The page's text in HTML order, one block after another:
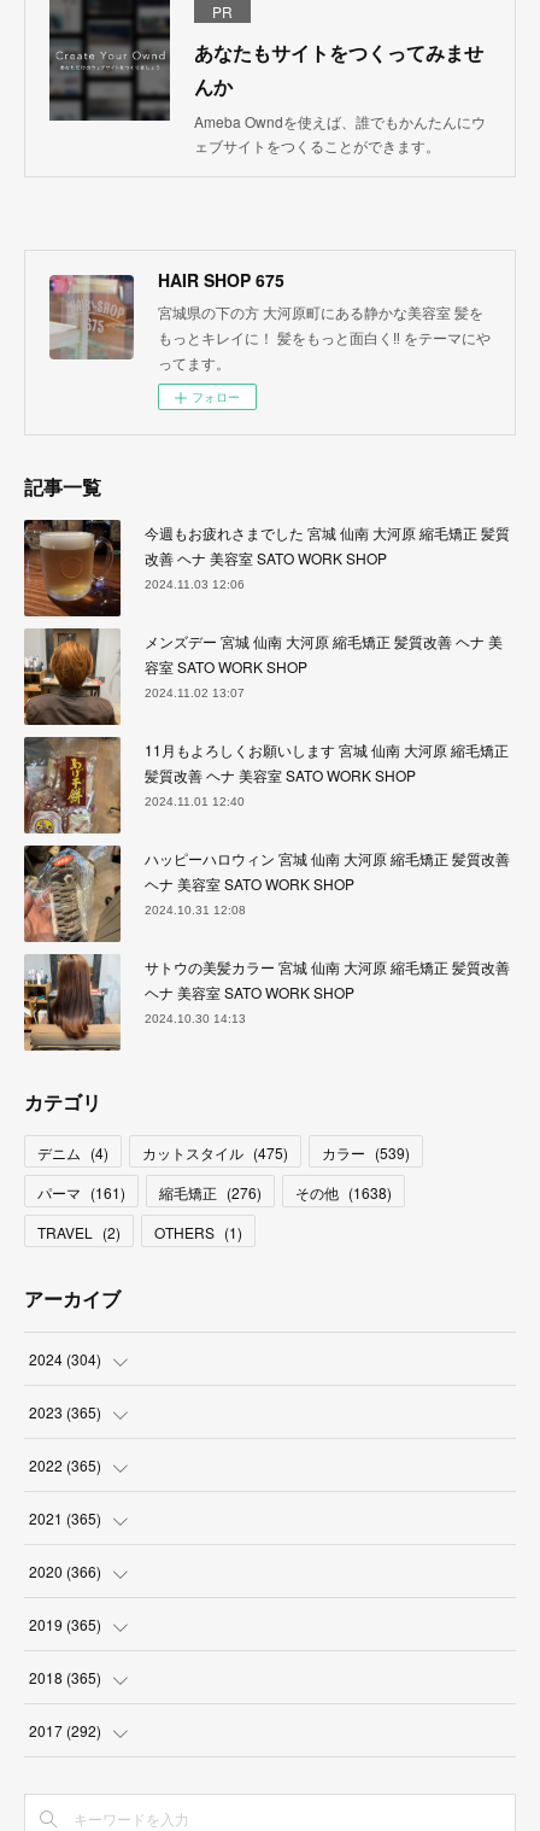
PR
あなたもサイトをつくってみませ
んか
Ameba Owndを使えば、誰でもかんたんにウ
ェブサイトをつくることができます。
HAIR SHOP 675
宮城県の下の方 大河原町にある静かな美容室 髪を
もっとキレイに！ 髪をもっと面白く‼︎ をテーマにや
ってます。
フォロー
記事一覧
今週もお疲れさまでした 宮城 仙南 大河原 縮毛矯正 髪質
改善 ヘナ 美容室 SATO WORK SHOP
2024.11.03 12:06
メンズデー 宮城 仙南 大河原 縮毛矯正 髪質改善 ヘナ 美
容室 SATO WORK SHOP
2024.11.02 13:07
11月もよろしくお願いします 宮城 仙南 大河原 縮毛矯正
髪質改善 ヘナ 美容室 SATO WORK SHOP
2024.11.01 12:40
ハッピーハロウィン 宮城 仙南 大河原 縮毛矯正 髪質改善
ヘナ 美容室 SATO WORK SHOP
2024.10.31 12:08
サトウの美髪カラー 宮城 仙南 大河原 縮毛矯正 髪質改善
ヘナ 美容室 SATO WORK SHOP
2024.10.30 14:13
カテゴリ
デニム (4) カットスタイル (475) カラー (539)
パーマ (161) 縮毛矯正 (276) その他 (1638)
TRAVEL
(2) OTHERS (1)
アーカイブ
2024 (304)
(3)
(31
(30
(31
(31)
2023 (365)
(31
(30
(31
(30
(31)
2022 (365)
(31
(30
(31
(30
(30)
2021 (365)
(31
(30
(31
(30
(31)
2020 (366)
(31
(30
(31
(31)
2019 (365)
(31
(30
2018 (365)
(31
2017 (292)